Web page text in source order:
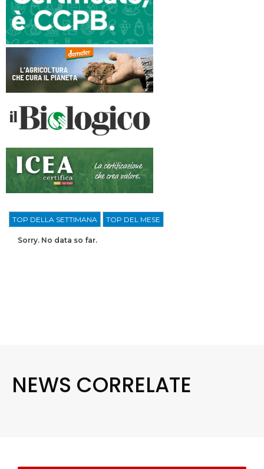
TOP DELLA SETTIMANA TOP DEL MESE
Sorry. No data so far.
NEWS CORRELATE